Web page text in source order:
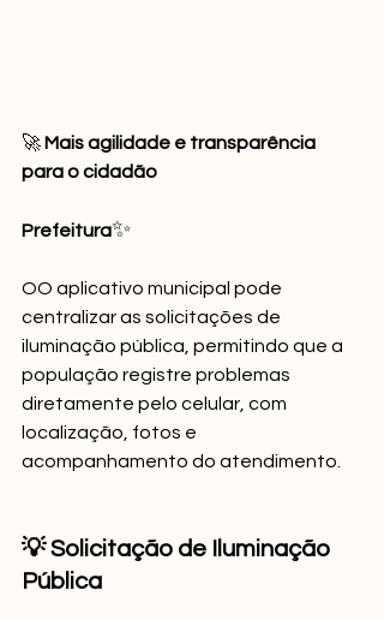
🚀 Mais agilidade e transparência
para o cidadão
Prefeitura✨
OO aplicativo municipal pode
centralizar as solicitações de
iluminação pública, permitindo que a
população registre problemas
diretamente pelo celular, com
localização, fotos e
acompanhamento do atendimento.
💡 Solicitação de Iluminação
Pública